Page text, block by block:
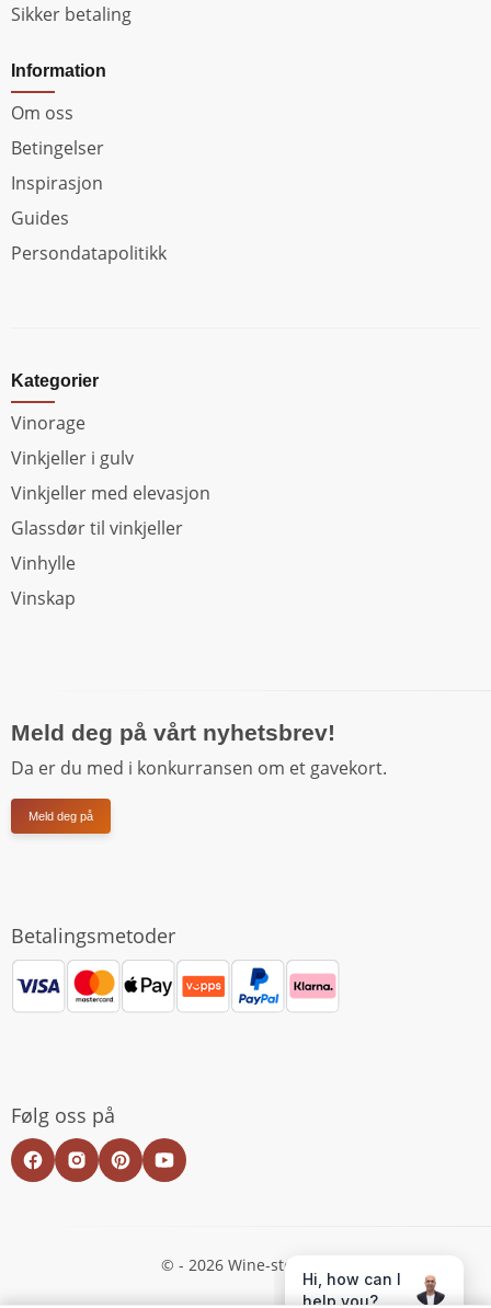
Sikker betaling
Information
Om oss
Betingelser
Inspirasjon
Guides
Persondatapolitikk
Kategorier
Vinorage
Vinkjeller i gulv
Vinkjeller med elevasjon
Glassdør til vinkjeller
Vinhylle
Vinskap
Meld deg på vårt nyhetsbrev!
Da er du med i konkurransen om et gavekort.
Meld deg på
Betalingsmetoder
Følg oss på
© - 2026 Wine-store.no